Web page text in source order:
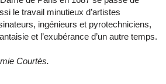
le travail minutieux d’artistes
ingénieurs et pyrotechniciens,
et l’exubérance d’un autre temps.
Courtès.